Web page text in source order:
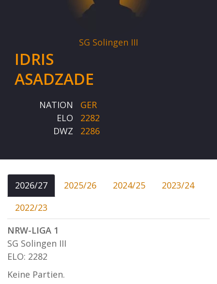
SG Solingen III
IDRIS
ASADZADE
NATION
GER
ELO
2282
DWZ
2286
2026/27 2025/26 2024/25
2023/24
2022/23
NRW-LIGA 1
SG Solingen III
ELO: 2282
Keine Partien.